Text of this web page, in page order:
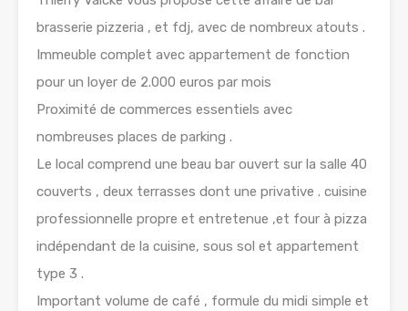
brasserie pizzeria , et fdj, avec de nombreux atouts .
Immeuble complet avec appartement de fonction
pour un loyer de 2.000 euros par mois
Proximité de commerces essentiels avec
nombreuses places de parking .
Le local comprend une beau bar ouvert sur la salle 40
couverts , deux terrasses dont une privative . cuisine
professionnelle propre et entretenue ,et four à pizza
indépendant de la cuisine, sous sol et appartement
type 3 .
Important volume de café , formule du midi simple et